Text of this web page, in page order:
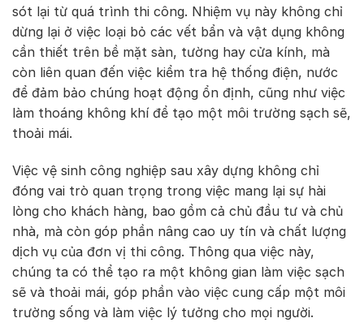
sót lại từ quá trình thi công. Nhiệm vụ này không chỉ
dừng lại ở việc loại bỏ các vết bẩn và vật dụng không
cần thiết trên bề mặt sàn, tường hay cửa kính, mà
còn liên quan đến việc kiểm tra hệ thống điện, nước
để đảm bảo chúng hoạt động ổn định, cũng như việc
làm thoáng không khí để tạo một môi trường sạch sẽ,
thoải mái.
Việc vệ sinh công nghiệp sau xây dựng không chỉ
đóng vai trò quan trọng trong việc mang lại sự hài
lòng cho khách hàng, bao gồm cả chủ đầu tư và chủ
nhà, mà còn góp phần nâng cao uy tín và chất lượng
dịch vụ của đơn vị thi công. Thông qua việc này,
chúng ta có thể tạo ra một không gian làm việc sạch
sẽ và thoải mái, góp phần vào việc cung cấp một môi
trường sống và làm việc lý tưởng cho mọi người.